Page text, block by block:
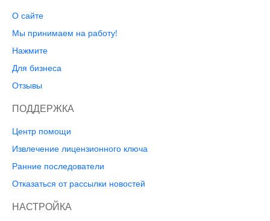
О сайте
Мы принимаем на работу!
Нажмите
Для бизнеса
Отзывы
ПОДДЕРЖКА
Центр помощи
Извлечение лицензионного ключа
Ранние последователи
Отказаться от рассылки новостей
НАСТРОЙКА